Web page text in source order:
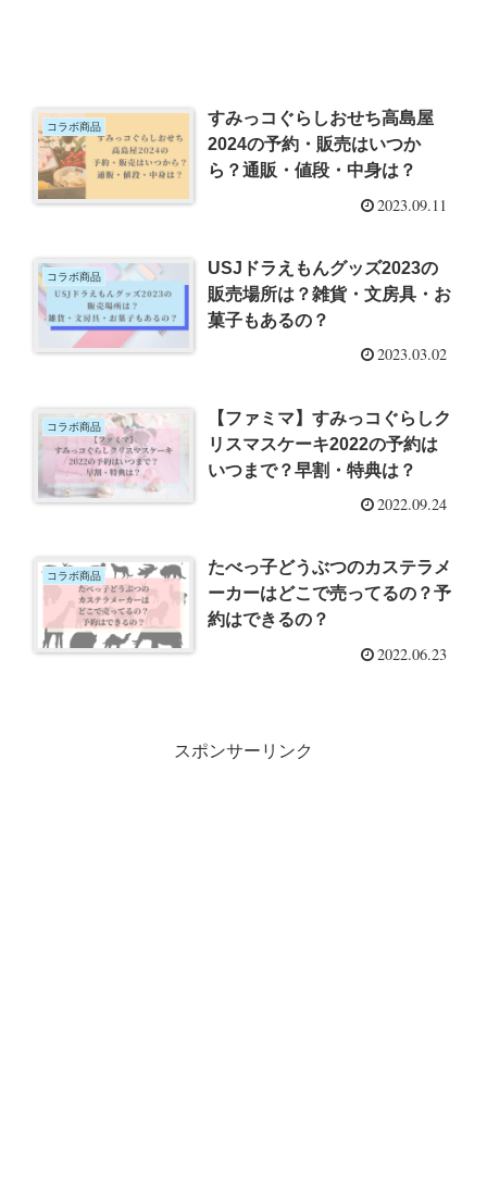
コラボ商品
すみっコぐらしおせち高島屋
2024の予約・販売はいつか
ら？通販・値段・中身は？
2023.09.11
コラボ商品
USJドラえもんグッズ2023の
販売場所は？雑貨・文房具・お
菓子もあるの？
2023.03.02
コラボ商品
【ファミマ】すみっコぐらしク
リスマスケーキ2022の予約は
いつまで？早割・特典は？
2022.09.24
コラボ商品
たべっ子どうぶつのカステラメ
ーカーはどこで売ってるの？予
約はできるの？
2022.06.23
スポンサーリンク